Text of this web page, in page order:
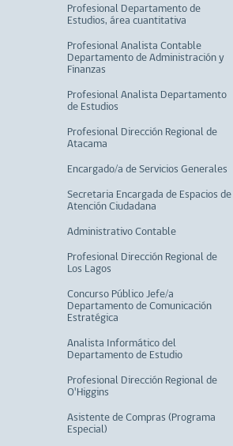
Profesional Departamento de
Estudios, área cuantitativa
Profesional Analista Contable
Departamento de Administración y
Finanzas
Profesional Analista Departamento
de Estudios
Profesional Dirección Regional de
Atacama
Encargado/a de Servicios Generales
Secretaria Encargada de Espacios de
Atención Ciudadana
Administrativo Contable
Profesional Dirección Regional de
Los Lagos
Concurso Público Jefe/a
Departamento de Comunicación
Estratégica
Analista Informático del
Departamento de Estudio
Profesional Dirección Regional de
O'Higgins
Asistente de Compras (Programa
Especial)